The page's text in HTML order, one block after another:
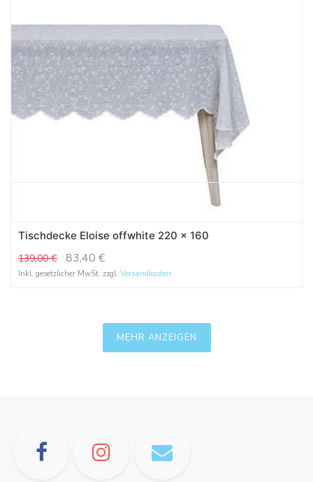
Tischdecke Eloise offwhite 220 x 160
139,00€ 83,40 €
Inkl. gesetzlicher MwSt. zzgl. Versandkosten
MEHR ANZEIGEN